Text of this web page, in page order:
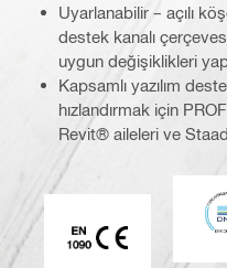
Uyarlanabilir – açılı
destek kanalı
uygun değişiklikleri
Kapsamlı yazılım
hızlandırmak için
Revit® aileleri ve
CE EN 1090